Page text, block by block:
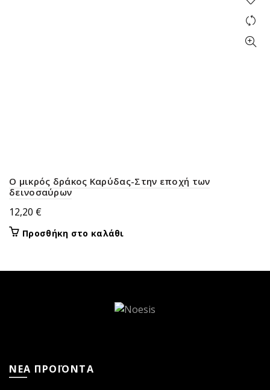
Ο μικρός δράκος Καρύδας-Στην εποχή των
δεινοσαύρων
12,20 €
Προσθήκη στο καλάθι
ΝΕΑ ΠΡΟΪΟΝΤΑ